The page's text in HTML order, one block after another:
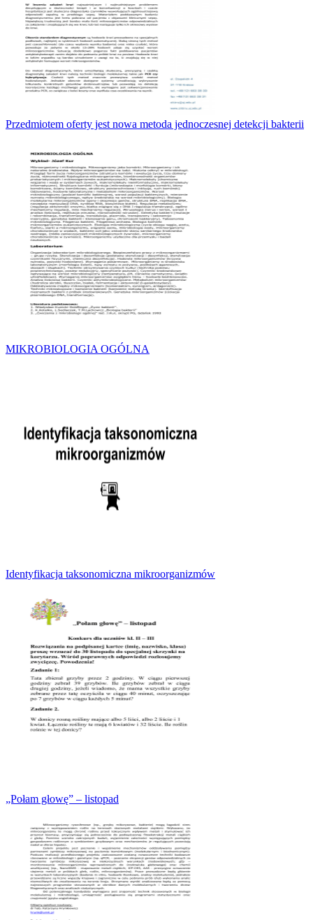
Przedmiotem oferty jest nowa metoda jednoczesnej detekcji bakterii
MIKROBIOLOGIA OGÓLNA
Identyfikacja taksonomiczna mikroorganizmów
„Połam głowę” – listopad